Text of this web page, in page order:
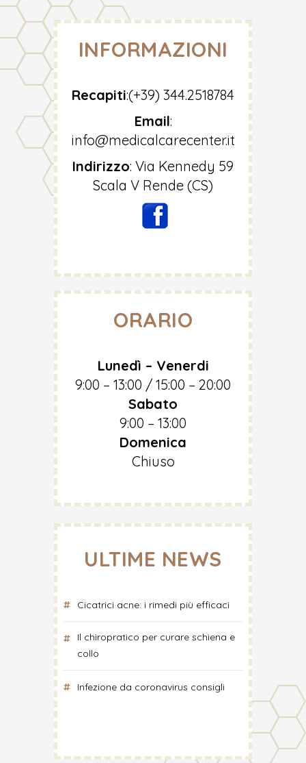
INFORMAZIONI
Recapiti:(+39) 344.2518784
Email:
info@medicalcarecenter.it
Indirizzo: Via Kennedy 59
Scala V Rende (CS)
ORARIO
Lunedì – Venerdi
9:00 – 13:00 / 15:00 – 20:00
Sabato
9:00 – 13:00
Domenica
Chiuso
ULTIME NEWS
Cicatrici acne: i rimedi più efficaci
Il chiropratico per curare schiena e
collo
Infezione da coronavirus consigli